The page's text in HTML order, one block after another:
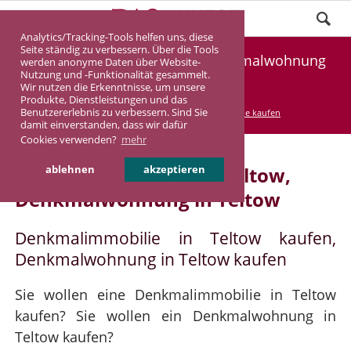
Analytics/Tracking-Tools helfen uns, diese
Seite ständig zu verbessern. Über die Tools
werden anonyme Daten über Website-
Nutzung und -Funktionalität gesammelt.
Wir nutzen die Erkenntnisse, um unsere
Produkte, Dienstleistungen und das
Benutzererlebnis zu verbessern. Sind Sie
damit einverstanden, dass wir dafür
Cookies verwenden? mehr
ablehnen akzeptieren
Denkmalimmobilie Teltow, Denkmalwohnung
Teltow
DASINVEST Service Denkmalimmobilie kaufen
Denkmalimmobilie in Teltow,
Denkmalwohnung in Teltow
Denkmalimmobilie in Teltow kaufen,
Denkmalwohnung in Teltow kaufen
Sie wollen eine Denkmalimmobilie in Teltow
kaufen? Sie wollen ein Denkmalwohnung in
Teltow kaufen?